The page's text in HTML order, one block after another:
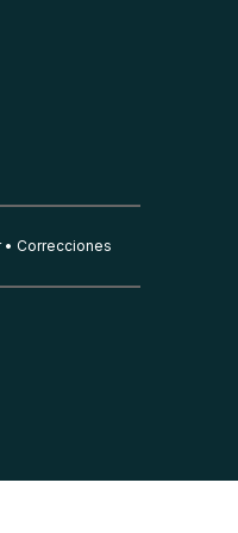
Correcciones